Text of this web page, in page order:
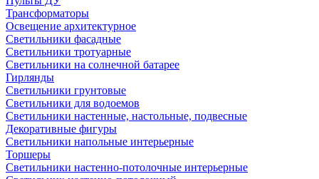
Трансформаторы
Освещение архитектурное
Светильники фасадные
Светильники тротуарные
Светильники на солнечной батарее
Гирлянды
Светильники грунтовые
Светильники для водоемов
Светильники настенные, настольные, подвесные
Декоративные фигуры
Светильники напольные интерьерные
Торшеры
Светильники настенно-потолочные интерьерные